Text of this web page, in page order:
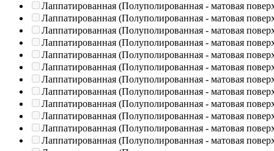
Лаппатированная (Полуполированная - матовая
Лаппатированная (Полуполированная - матовая
Лаппатированная (Полуполированная - матовая
Лаппатированная (Полуполированная - матовая
Лаппатированная (Полуполированная - матовая
Лаппатированная (Полуполированная - матовая
Лаппатированная (Полуполированная - матовая
Лаппатированная (Полуполированная - матовая
Лаппатированная (Полуполированная - матовая
Лаппатированная (Полуполированная - матовая
Лаппатированная (Полуполированная - матовая
Лаппатированная (Полуполированная - матовая